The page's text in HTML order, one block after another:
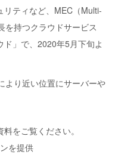
ティなど、MEC（Multi-
持つクラウドサービス
ド」で、2020年5月下旬よ
より近い位置にサーバーや
をご覧ください。
を提供